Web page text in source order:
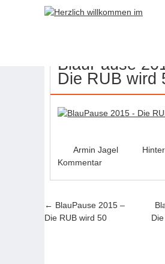
BlauPause
Die RUB wird
Armin Jagel
Kommentar
Artikel-
← BlauPause 2015 –
Die RUB wird 50